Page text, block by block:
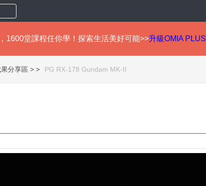
1600堂課程任你學！探索生活美好可能>>升級OMIA PLUS
分享區 > PG RX-178 Gundam MK-II